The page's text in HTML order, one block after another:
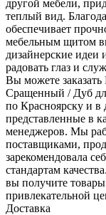
другой мебели,
теплый вид.
обеспечивает
мебельным щитом
дизайнерские идеи
радовать глаз и
Вы можете
Сращенный / Дуб
по Красноярску и в
представленные в
менеджеров. Мы
поставщиками,
зарекомендовала
стандартам
вы получите товары
привлекательной
Доставка